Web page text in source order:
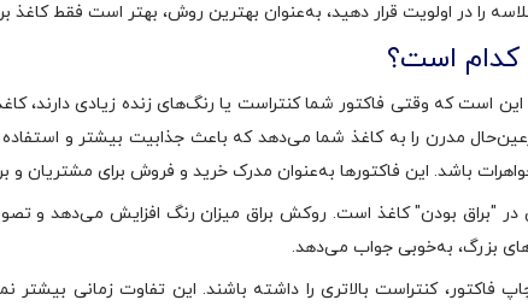
را در اولویت قرار دهید، به‌عنوان بهترین روش، بهتر است فقط
کدام است؟
باشد. این فاکتورها به‌عنوان مدرک خرید و فروش برای مشتریان و
در "براق بودن" کاغذ است. روکش براق میزان رنگ افزایش می‌دهد و
بزرگ، به‌خوبی جواب می‌دهد.
کنتراست بالاتری را داشته باشند. این تفاوت زمانی بیشتر